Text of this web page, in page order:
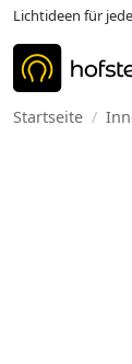
Lichtideen für
Startseite /